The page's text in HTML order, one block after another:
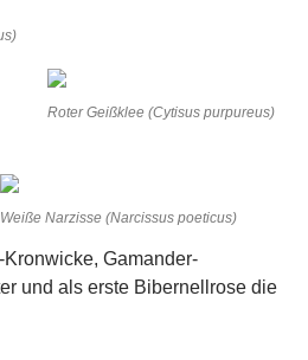
Roter Geißklee (Cytisus purpureus)
Weiße Narzisse (Narcissus poeticus)
Gamander-
und als erste Bibernellrose die